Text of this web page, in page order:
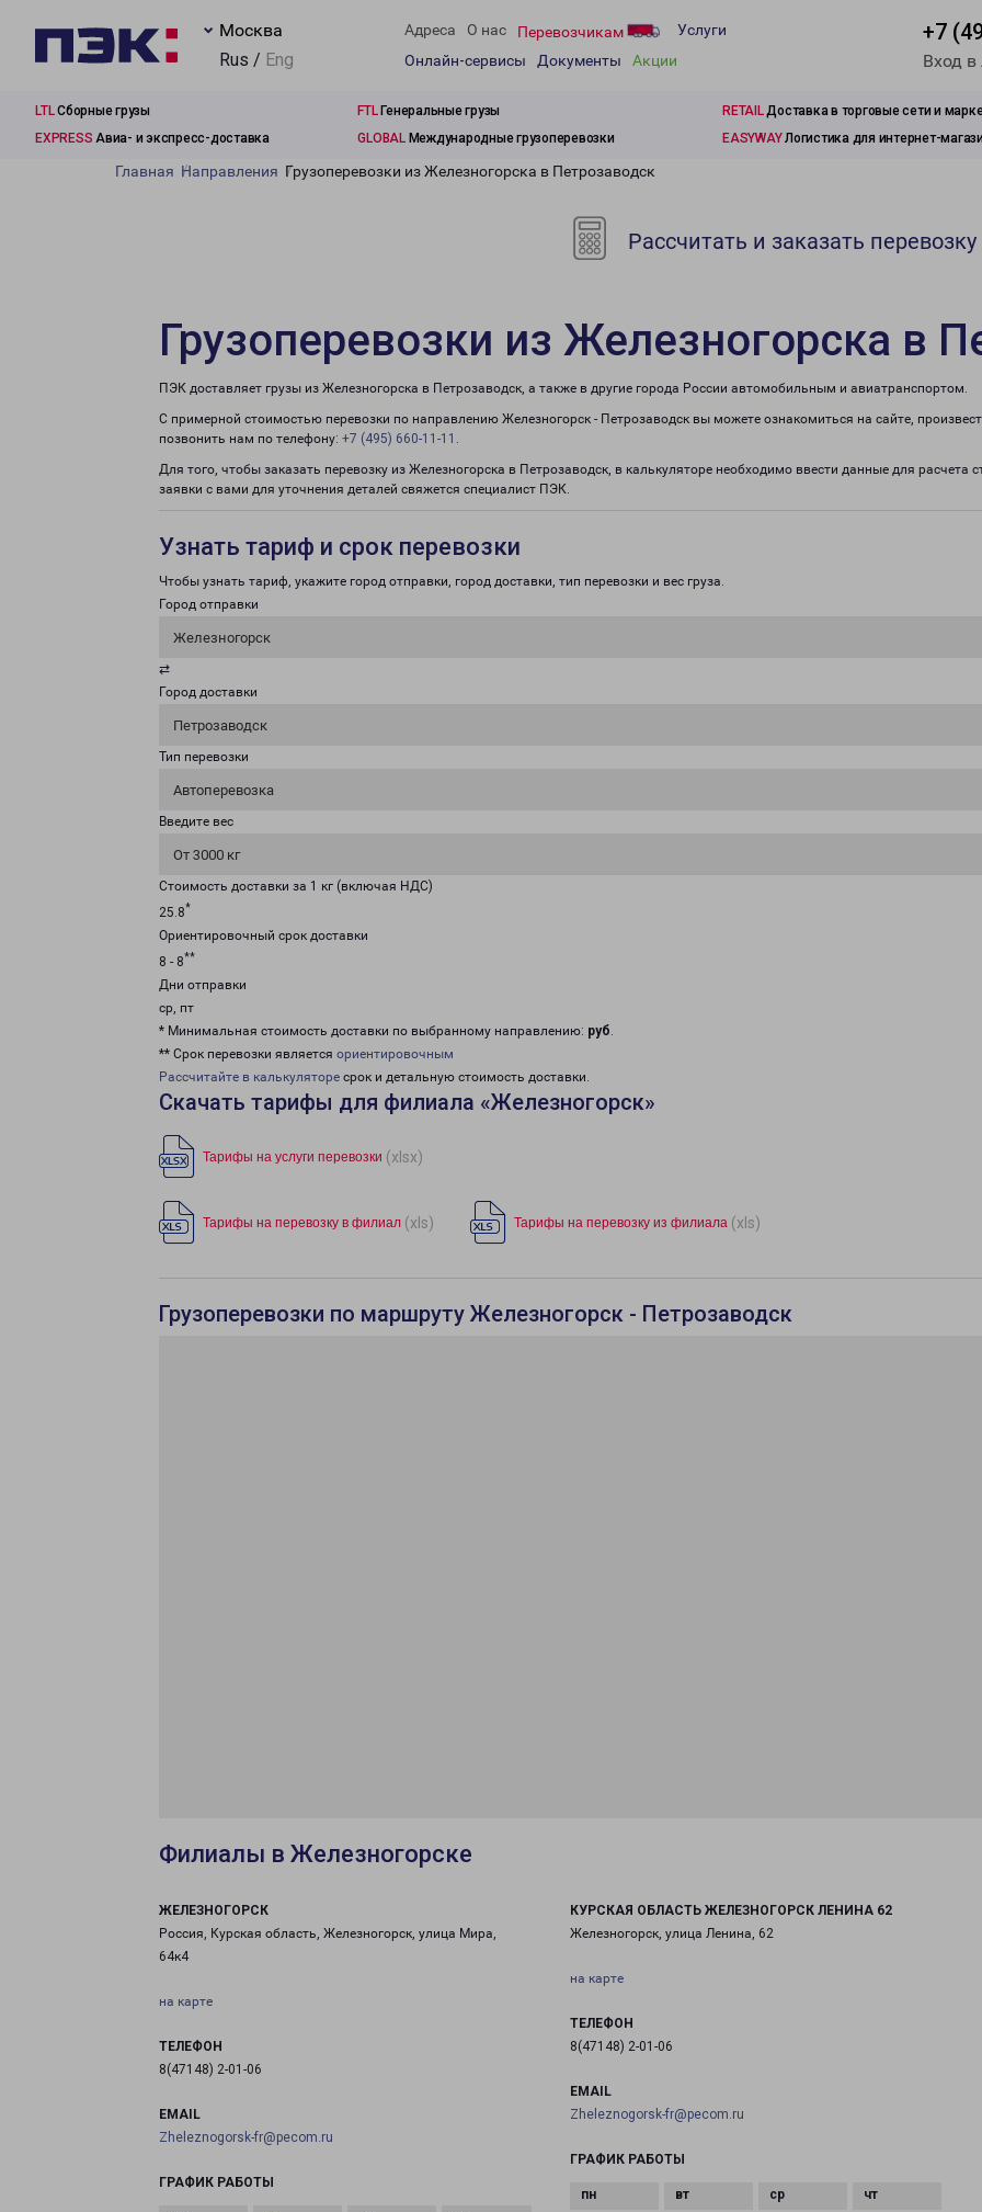
Москва
Rus / Eng
Адреса О нас Перевозчикам
Услуги
Онлайн-сервисы
Документы Акции
+7
Вход
LTLСборные грузы FTLГенеральные грузы RETAILДоставка в торговые сети и
EXPRESS Авиа- и экспресс-доставка GLOBALМеждународные грузоперевозки EASYWAYЛогистика для интернет-
Главная Направления Грузоперевозки из Железногорска в Петрозаводск
Рассчитать и заказать перевозку
Грузоперевозки из Железногорска в
ПЭК доставляет грузы из Железногорска в Петрозаводск, а также в другие города России автомобильным и авиатранспортом.
С примерной стоимостью перевозки по направлению Железногорск - Петрозаводск вы можете ознакомиться на сайте,
позвонить нам по телефону: +7 (495) 660-11-11 .
Для того, чтобы заказать перевозку из Железногорска в Петрозаводск, в калькуляторе необходимо ввести данные для расчета
заявки с вами для уточнения деталей свяжется специалист ПЭК.
Узнать тариф и срок перевозки
Чтобы узнать тариф, укажите город отправки, город доставки, тип перевозки и вес груза.
Город отправки
Железногорск
⇄
Город доставки
Петрозаводск
Тип перевозки
Автоперевозка
Введите вес
От 3000 кг
Стоимость доставки за 1 кг (включая НДС)
25.8*
Ориентировочный срок доставки
8 - 8**
Дни отправки
ср, пт
* Минимальная стоимость доставки по выбранному направлению: руб.
** Срок перевозки является ориентировочным
Рассчитайте в калькуляторе срок и детальную стоимость доставки.
Скачать тарифы для филиала «Железногорск»
Тарифы на услуги перевозки (xlsx)
Тарифы на перевозку в филиал (xls) Тарифы на перевозку из филиала (xls)
Грузоперевозки по маршруту Железногорск - Петрозаводск
Филиалы в Железногорске
ЖЕЛЕЗНОГОРСК
Россия, Курская область, Железногорск, улица Мира,
64к4
на карте
ТЕЛЕФОН
8(47148) 2-01-06
EMAIL
Zheleznogorsk-fr@pecom.ru
ГРАФИК РАБОТЫ
КУРСКАЯ ОБЛАСТЬ ЖЕЛЕЗНОГОРСК ЛЕНИНА 62
Железногорск, улица Ленина, 62
на карте
ТЕЛЕФОН
8(47148) 2-01-06
EMAIL
Zheleznogorsk-fr@pecom.ru
ГРАФИК РАБОТЫ